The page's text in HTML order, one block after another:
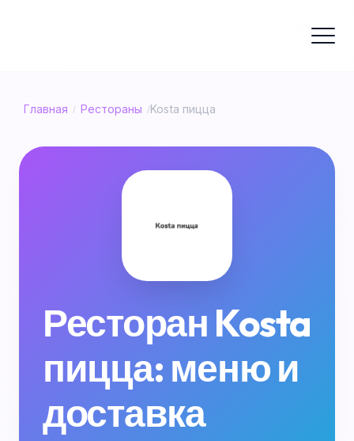
Главная / Рестораны /Kosta пицца
Ресторан Kosta
пицца: меню и
доставка